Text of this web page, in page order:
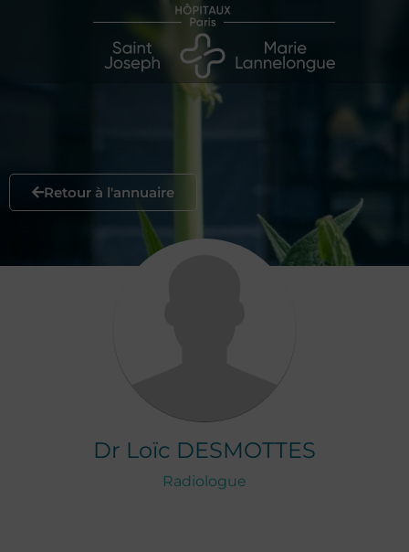
Retour à l'annuaire
Dr Loïc DESMOTTES
Radiologue